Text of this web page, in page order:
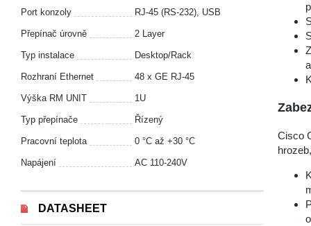
Port konzoly RJ-45 (RS-232), USB
Přepínač úrovně 2 Layer
Typ instalace Desktop/Rack
Rozhraní Ethernet 48 x GE RJ-45
Výška RM UNIT 1U
Typ přepínače Řízený
Pracovní teplota 0 °С až +30 °С
Napájení AC 110-240V
DATASHEET
Cisco